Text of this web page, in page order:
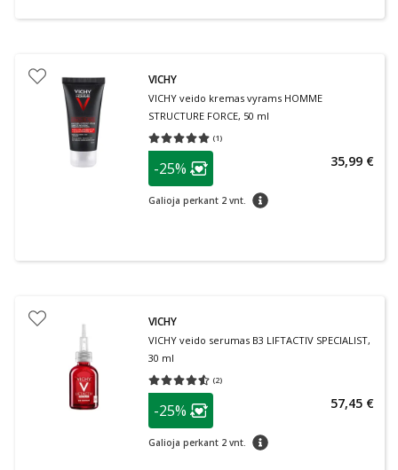
VICHY
VICHY veido kremas vyrams HOMME
STRUCTURE FORCE, 50 ml
(1)
Vidutinis įvertinimas 5.00
patarimas
Lojalumo klubo narių nuolaida
-25%
Galioja perkant 2 vnt. patarimas
35,99 €
VICHY
VICHY veido serumas B3 LIFTACTIV SPECIALIST,
30 ml
(2)
Vidutinis įvertinimas 4.50
patarimas
Lojalumo klubo narių nuolaida
-25%
Galioja perkant 2 vnt. patarimas
57,45 €